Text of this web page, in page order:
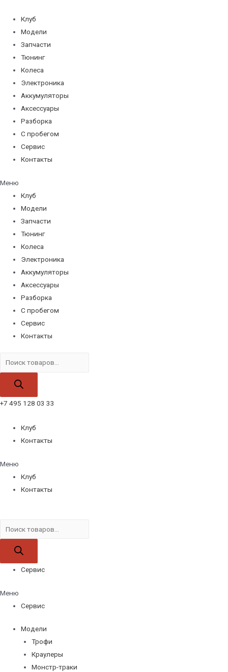
содержимому
Клуб
Модели
Запчасти
Тюнинг
Колеса
Электроника
Аккумуляторы
Аксессуары
Разборка
С пробегом
Сервис
Контакты
Меню
Клуб
Модели
Запчасти
Тюнинг
Колеса
Электроника
Аккумуляторы
Аксессуары
Разборка
С пробегом
Сервис
Контакты
товаров
+7 495 128 03 33
Клуб
Контакты
Меню
Клуб
Контакты
товаров
Сервис
Меню
Сервис
Модели
Трофи
Краулеры
Монстр-траки